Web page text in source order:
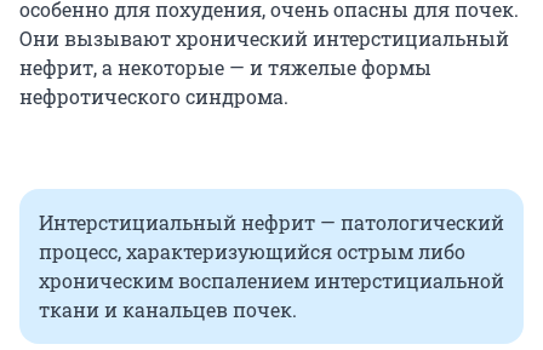
особенно для похудения, очень опасны для почек.
Они вызывают хронический интерстициальный
нефрит, а некоторые — и тяжелые формы
нефротического синдрома.
Интерстициальный нефрит — патологический
процесс, характеризующийся острым либо
хроническим воспалением интерстициальной
ткани и канальцев почек.